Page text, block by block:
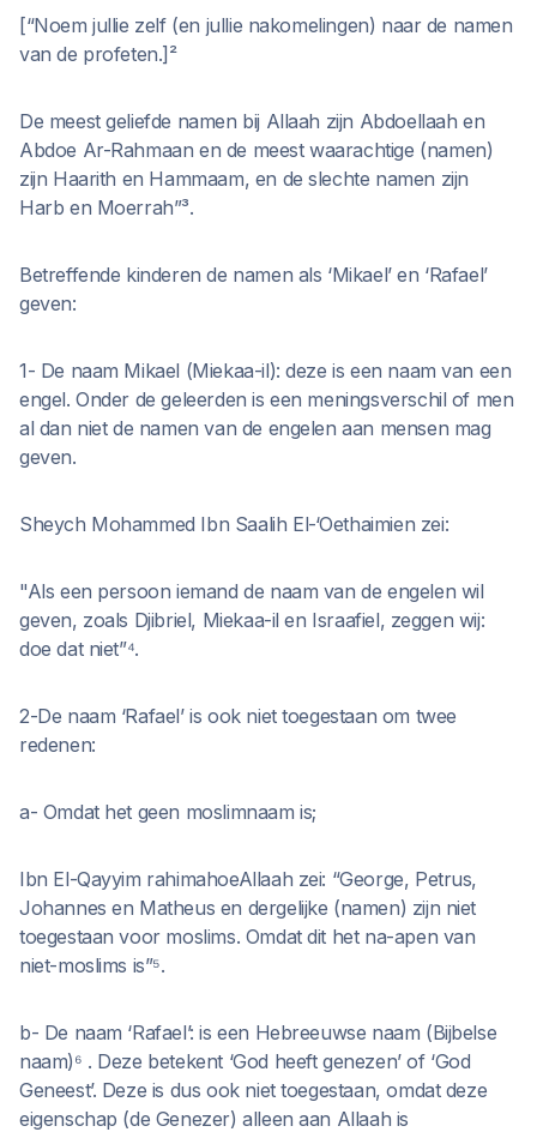
[“Noem jullie zelf (en jullie nakomelingen) naar de namen
van de profeten.]²
De meest geliefde namen bij Allaah zijn Abdoellaah en
Abdoe Ar-Rahmaan en de meest waarachtige (namen)
zijn Haarith en Hammaam, en de slechte namen zijn
Harb en Moerrah”³.
Betreffende kinderen de namen als ‘Mikael’ en ‘Rafael’
geven:
1- De naam Mikael (Miekaa-il): deze is een naam van een
engel. Onder de geleerden is een meningsverschil of men
al dan niet de namen van de engelen aan mensen mag
geven.
Sheych Mohammed Ibn Saalih El-‘Oethaimien zei:
"Als een persoon iemand de naam van de engelen wil
geven, zoals Djibriel, Miekaa-il en Israafiel, zeggen wij:
doe dat niet”⁴.
2-De naam ‘Rafael’ is ook niet toegestaan om twee
redenen:
a- Omdat het geen moslimnaam is;
Ibn El-Qayyim rahimahoeAllaah zei: “George, Petrus,
Johannes en Matheus en dergelijke (namen) zijn niet
toegestaan voor moslims. Omdat dit het na-apen van
niet-moslims is”⁵.
b- De naam ‘Rafael’: is een Hebreeuwse naam (Bijbelse
naam)⁶ . Deze betekent ‘God heeft genezen’ of ‘God
Geneest’. Deze is dus ook niet toegestaan, omdat deze
eigenschap (de Genezer) alleen aan Allaah is